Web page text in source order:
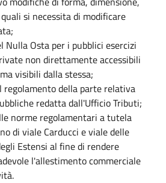
si necessita di modificare
Nulla Osta per i pubblici esercizi
non direttamente accessibili
visibili dalla stessa;
regolamento della parte relativa
redatta dall'Ufficio Tributi;
norme regolamentari a tutela
di viale Carducci e viale delle
Estensi al fine di rendere
l'allestimento commerciale